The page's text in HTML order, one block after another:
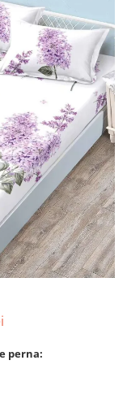
perna: